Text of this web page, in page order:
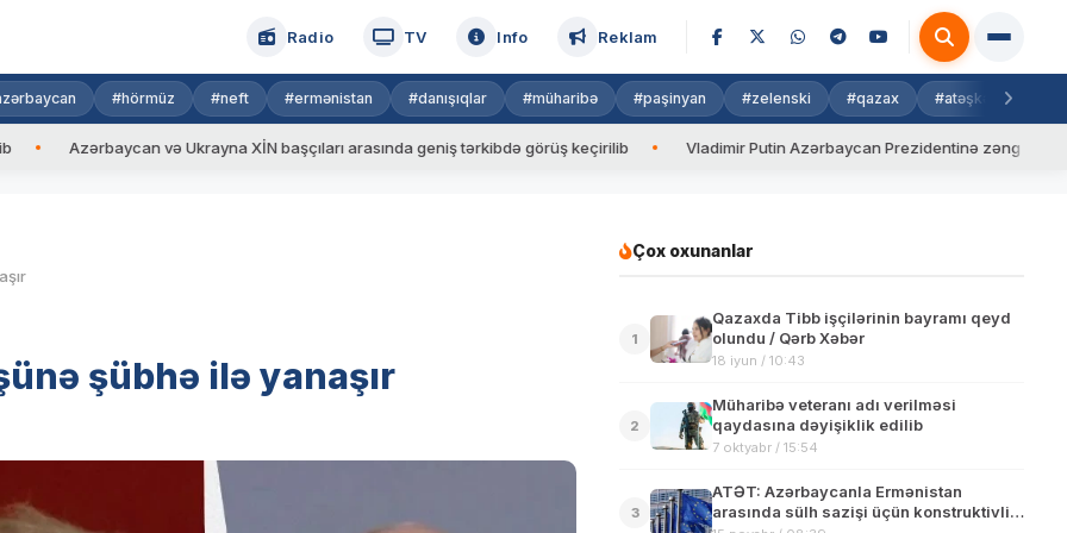
Radio TV Info Reklam
#hörmüz #neft #ermənistan #danışıqlar #müharibə #paşinyan #zelenski #qazax #atəşkəs
və Ukrayna XİN başçıları arasında geniş tərkibdə görüş keçirilib Vladimir Putin Azərbaycan Prezidentinə zəng edib
şübhə ilə yanaşır
Çox oxunanlar
1
Qazaxda Tibb işçilərinin bayramı qeyd
olundu / Qərb Xəbər
18 iyun / 10:43
2
Müharibə veteranı adı verilməsi
qaydasına dəyişiklik edilib
7 oktyabr / 15:54
3
ATƏT: Azərbaycanla Ermənistan
arasında sülh sazişi üçün konstruktivlik